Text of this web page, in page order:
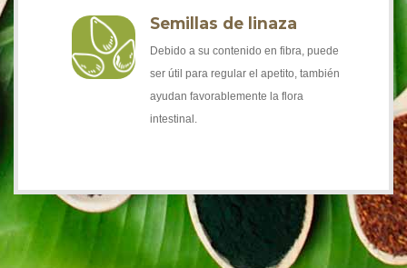
Semillas de linaza
Debido a su contenido en fibra, puede
ser útil para regular el apetito, también
ayudan favorablemente la flora
intestinal.